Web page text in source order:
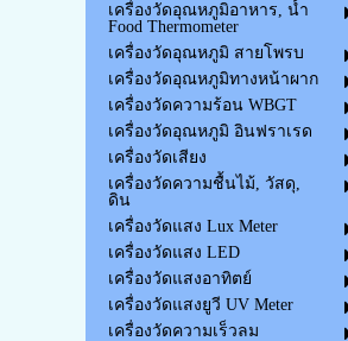
เครื่องวัดอุณหภูมิอาหาร, น้ำ
Food Thermometer
เครื่องวัดอุณหภูมิ สายโพรบ
เครื่องวัดอุณหภูมิทางหน้าผาก
เครื่องวัดความร้อน WBGT
เครื่องวัดอุณหภูมิ อินฟราเรด
เครื่องวัดเสียง
เครื่องวัดความชื้นไม้, วัสดุ,
ดิน
เครื่องวัดแสง Lux Meter
เครื่องวัดแสง LED
เครื่องวัดแสงอาทิตย์
เครื่องวัดแสงยูวี UV Meter
เครื่องวัดความเร็วลม